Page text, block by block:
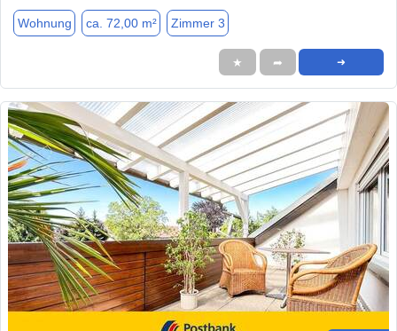
Wohnung ca. 72,00 m² Zimmer 3
★ ➦ ➜